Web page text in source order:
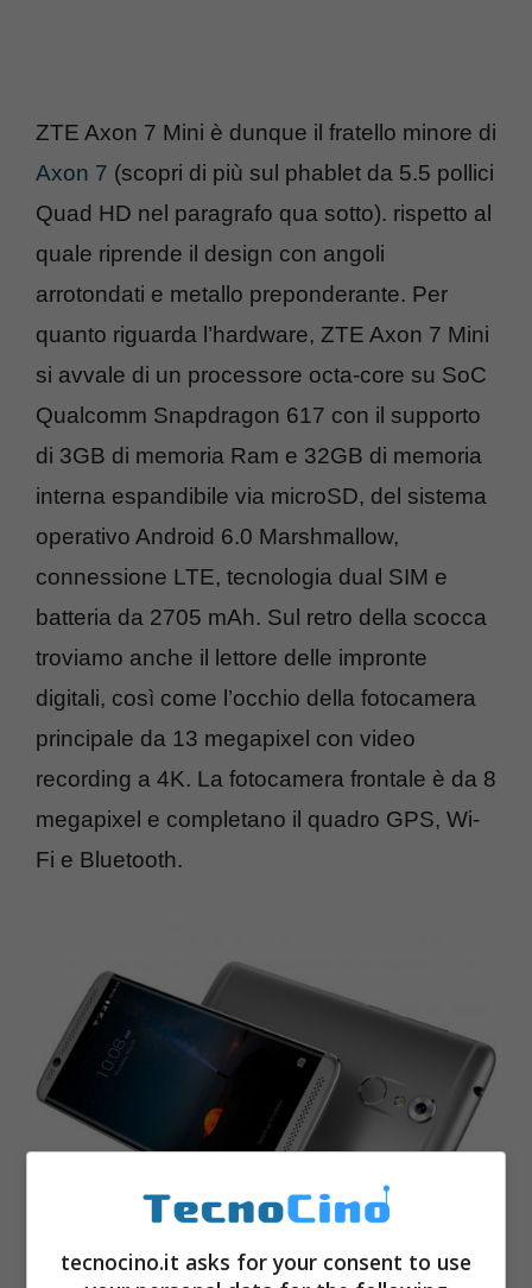
ZTE Axon 7 Mini è dunque il fratello minore di
Axon 7 (scopri di più sul phablet da 5.5 pollici
Quad HD nel paragrafo qua sotto). rispetto al
quale riprende il design con angoli
arrotondati e metallo preponderante. Per
quanto riguarda l’hardware, ZTE Axon 7 Mini
si avvale di un processore octa-core su SoC
Qualcomm Snapdragon 617 con il supporto
di 3GB di memoria Ram e 32GB di memoria
interna espandibile via microSD, del sistema
operativo Android 6.0 Marshmallow,
connessione LTE, tecnologia dual SIM e
batteria da 2705 mAh. Sul retro della scocca
troviamo anche il lettore delle impronte
digitali, così come l’occhio della fotocamera
principale da 13 megapixel con video
recording a 4K. La fotocamera frontale è da 8
megapixel e completano il quadro GPS, Wi-
Fi e Bluetooth.
tecnocino.it asks for your consent to use